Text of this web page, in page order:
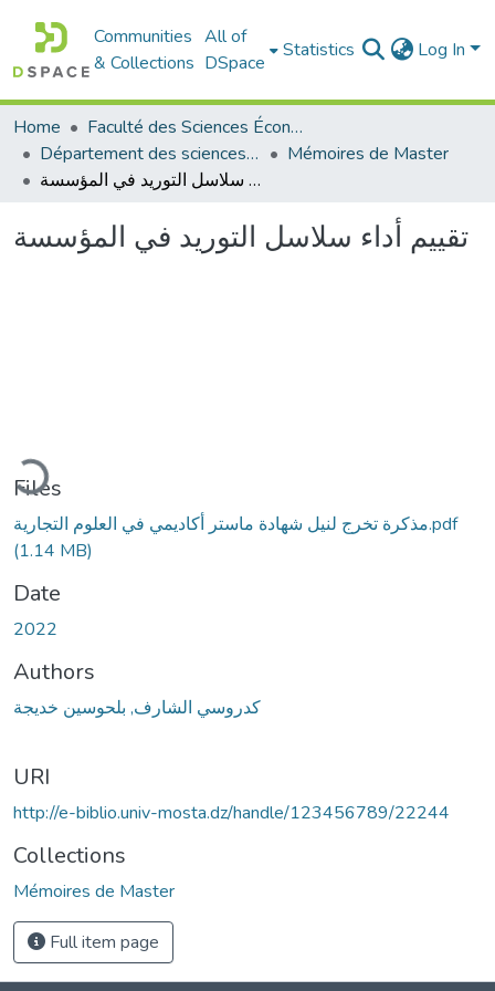
Communities
& Collections
All of
DSpace
Statistics Log In
Home
Faculté des Sciences Économiques Commerciales et des Sciences de Gestion
Département des sciences commerciales
Mémoires de Master
تقييم أداء سلاسل التوريد في المؤسسة
تقييم أداء سلاسل التوريد في المؤسسة
Files
مذكرة تخرج لنيل شهادة ماستر أكاديمي في العلوم التجارية.pdf
(1.14 MB)
Date
2022
Authors
كدروسي الشارف, بلحوسين خديجة
URI
http://e-biblio.univ-mosta.dz/handle/123456789/22244
Collections
Mémoires de Master
Full item page